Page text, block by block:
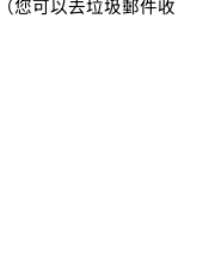
您可以去垃圾郵件收